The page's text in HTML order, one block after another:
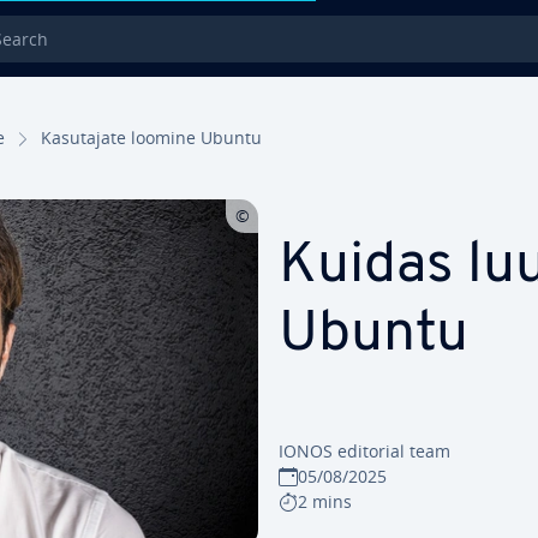
Ka­su­ta­jate loomine Ubuntu
Kuidas
Ubuntu
IONOS editorial team
05/08/2025
2 mins